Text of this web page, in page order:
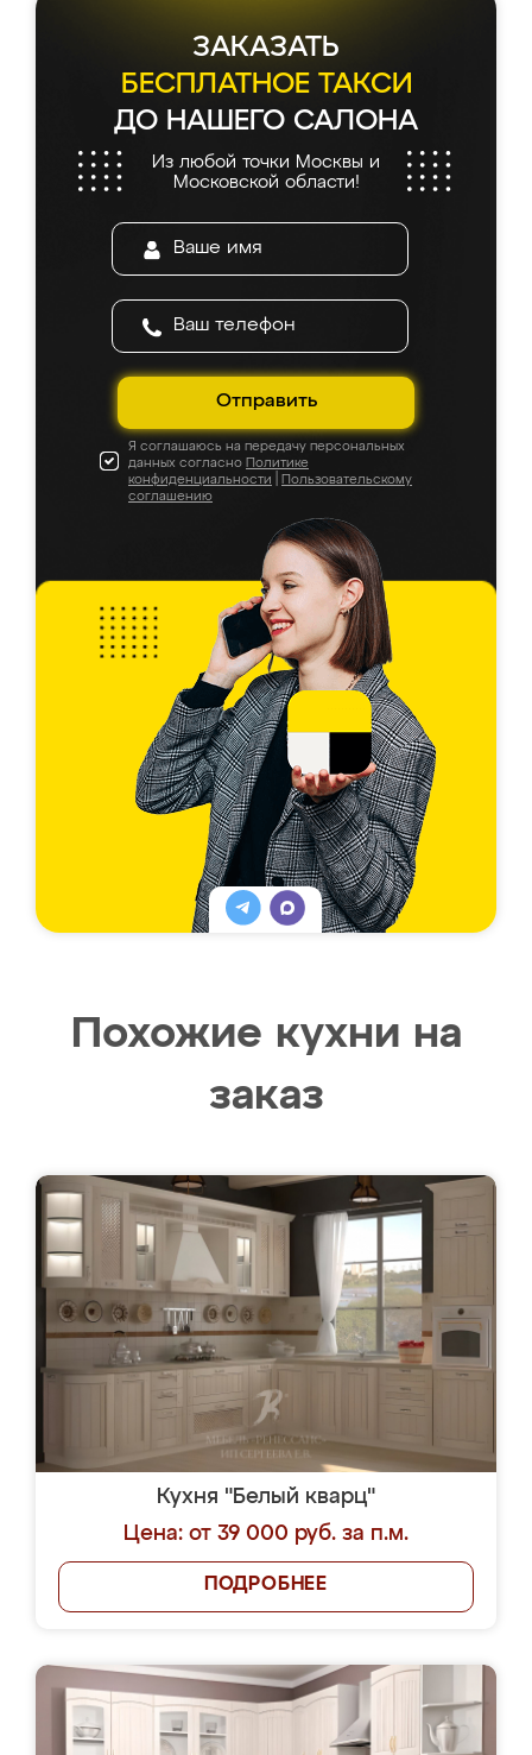
ЗАКАЗАТЬ
БЕСПЛАТНОЕ ТАКСИ
ДО НАШЕГО САЛОНА
Из любой точки Москвы и
Московской области!
Отправить
Я соглашаюсь на передачу персональных
данных согласно Политике
конфиденциальности
Пользовательскому
соглашению
Похожие кухни на
заказ
Кухня "Белый кварц"
Цена: от 39 000 руб. за п.м.
ПОДРОБНЕЕ